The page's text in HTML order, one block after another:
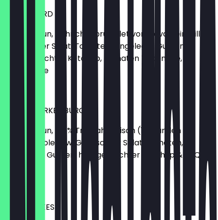
YELLOW BIRD
Brioche-Bun, Hähnchenbrustfilet vom Lavasteingrill,
Gemischter Salat, Tomaten, eingelegte Gurken,
hausgemachter Ketchup, Tomaten Tapenade,
Guacamole
10,90 €
PULLED TURKEY BURGER
Brioche-Bun, 100% Truthahnfleisch (12 Stunden
gegart), Coleslaw, Gemischter Salat, Tomaten,
eingelegte Gurken, hausgemachter Ketchup & BBQ
Sauce
12,50 €
UPPER CHEESE